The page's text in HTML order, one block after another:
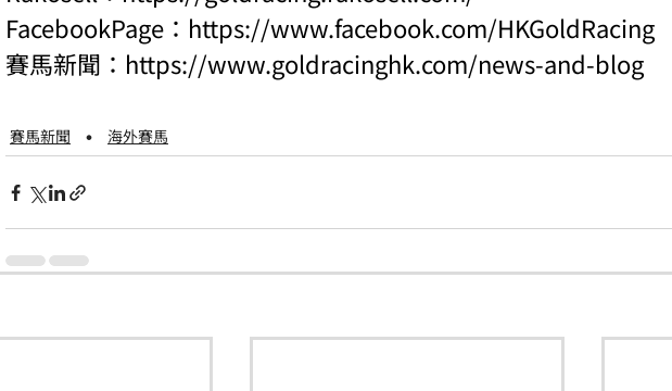
FacebookPage： https://www.facebook.com/HKGoldRacing
賽馬新聞： https://www.goldracinghk.com/news-and-blog
賽馬新聞 海外賽馬